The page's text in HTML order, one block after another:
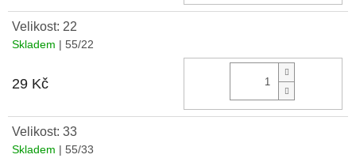
Velikost: 22
Skladem | 55/22
29 Kč
Velikost: 33
Skladem | 55/33